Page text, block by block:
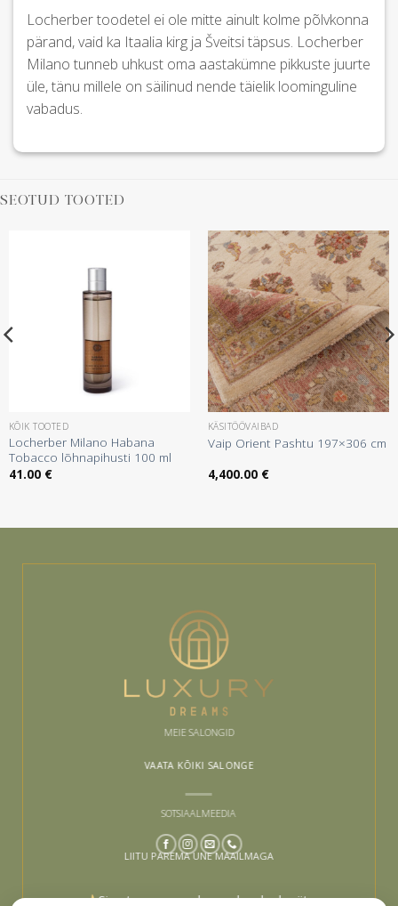
Locherber toodetel ei ole mitte ainult kolme põlvkonna
pärand, vaid ka Itaalia kirg ja Šveitsi täpsus. Locherber
Milano tunneb uhkust oma aastakümne pikkuste juurte
üle, tänu millele on säilinud nende täielik loominguline
vabadus.
SEOTUD TOOTED
KÕIK TOOTED
Locherber Milano Habana
Tobacco lõhnapihusti 100 ml
41.00 €
KÄSITÖÖVAIBAD
Vaip Orient Pashtu 197×306 cm
4,400.00 €
MEIE SALONGID
VAATA KÕIKI SALONGE
SOTSIAALMEEDIA
LIITU PAREMA UNE MAAILMAGA
Sinu tee paremaks uneks algab siit –